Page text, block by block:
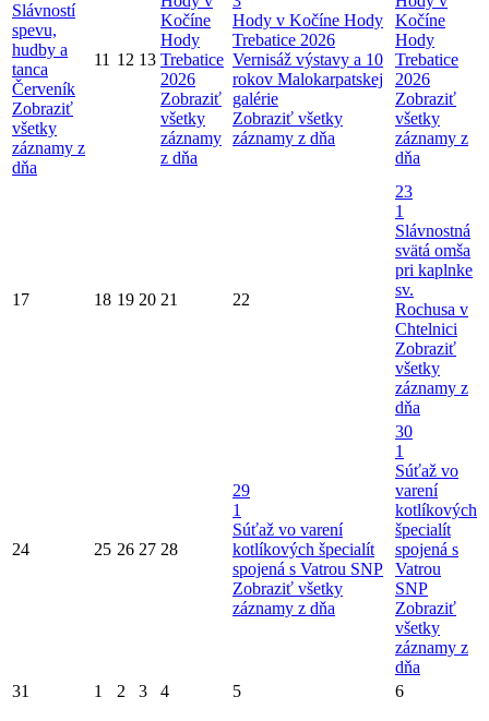
Slávností
spevu,
hudby a
tanca
Červeník
Zobraziť
všetky
záznamy z
dňa
11 12 13
Kočíne
Hody
Trebatice
2026
Zobraziť
všetky
záznamy
z dňa
Hody v Kočíne Hody
Trebatice 2026
Vernisáž výstavy a 10
rokov Malokarpatskej
galérie
Zobraziť všetky
záznamy z dňa
Kočíne
Hody
Trebatice
2026
Zobraziť
všetky
záznamy z
dňa
17 18 19 20 21 22
23
1
Slávnostná
svätá omša
pri kaplnke
sv.
Rochusa v
Chtelnici
Zobraziť
všetky
záznamy z
dňa
24 25 26 27 28
29
1
Súťaž vo varení
kotlíkových špecialít
spojená s Vatrou SNP
Zobraziť všetky
záznamy z dňa
30
1
Súťaž vo
varení
kotlíkových
špecialít
spojená s
Vatrou
SNP
Zobraziť
všetky
záznamy z
dňa
31
1 2 3 4 5 6